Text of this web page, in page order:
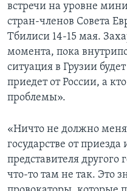
встречи на уровне
стран-членов Совета
Тбилиси 14-15 мая.
момента, пока
ситуация в Грузии
приедет от России, а
проблемы».
«Ничто не должно
государстве от
представителя другого
что-то там не так. Это